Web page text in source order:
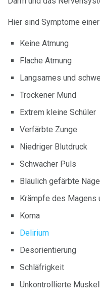
Hier sind Symptome
Keine Atmung
Flache Atmung
Langsames und
Trockener Mund
Extrem kleine Schüler
Verfärbte Zunge
Niedriger Blutdruck
Schwacher Puls
Bläulich gefärbte
Krämpfe des Magens
Koma
Delirium
Desorientierung
Schläfrigkeit
Unkontrollierte